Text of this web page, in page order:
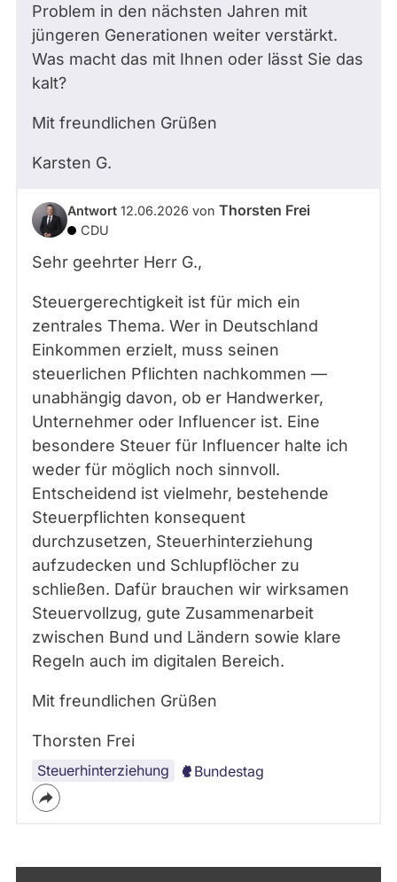
Problem in den nächsten Jahren mit
jüngeren Generationen weiter verstärkt.
Was macht das mit Ihnen oder lässt Sie das
kalt?
Mit freundlichen Grüßen
Karsten G.
Antwort 12.06.2026 von Thorsten Frei
CDU
Sehr geehrter Herr G.,
Steuergerechtigkeit ist für mich ein
zentrales Thema. Wer in Deutschland
Einkommen erzielt, muss seinen
steuerlichen Pflichten nachkommen —
unabhängig davon, ob er Handwerker,
Unternehmer oder Influencer ist. Eine
besondere Steuer für Influencer halte ich
weder für möglich noch sinnvoll.
Entscheidend ist vielmehr, bestehende
Steuerpflichten konsequent
durchzusetzen, Steuerhinterziehung
aufzudecken und Schlupflöcher zu
schließen. Dafür brauchen wir wirksamen
Steuervollzug, gute Zusammenarbeit
zwischen Bund und Ländern sowie klare
Regeln auch im digitalen Bereich.
Mit freundlichen Grüßen
Thorsten Frei
Steuerhinterziehung Bundestag